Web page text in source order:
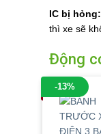
IC bị hỏng:
thì xe sẽ
Động
-13%